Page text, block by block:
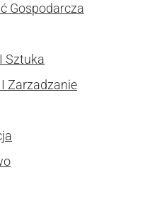
Gospodarcza
Sztuka
Zarzadzanie